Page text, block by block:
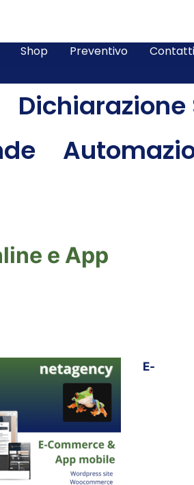
Shop Preventivo Contatti
e App
E-